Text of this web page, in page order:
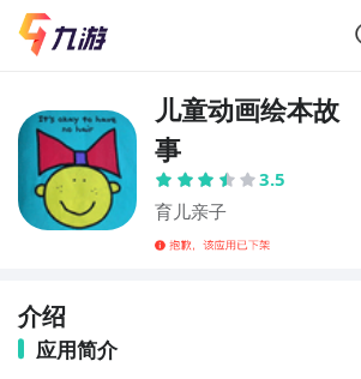
儿童动画绘本故
事
3.5
育儿亲子
介绍
应用简介